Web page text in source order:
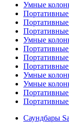
Умные
Умные
Умные
Умные
Саундбары